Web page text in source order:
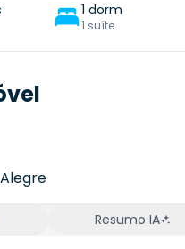
1 dorm
1 suíte
Resumo IA